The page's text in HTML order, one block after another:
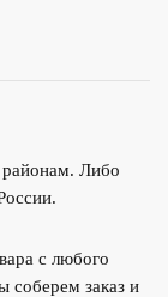
Либо
с любого
соберем заказ и